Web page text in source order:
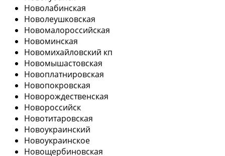
Новолабинская
Новолеушковская
Новомалороссийская
Новоминская
Новомихайловский кп
Новомышастовская
Новоплатнировская
Новопокровская
Новорождественская
Новороссийск
Новотитаровская
Новоукраинский
Новоукраинское
Новощербиновская